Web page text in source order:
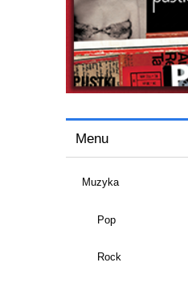
Menu
Muzyka
Pop
Rock